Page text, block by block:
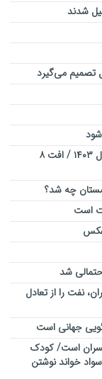
تصمیم می‌گیرد
عقبگرد یک میلیارد دلاری صادرات فولاد ایران در سال ۱۴۰۳ / افت ۸
چه شد؟
است
شد
نفت را از تعادل
جهانی است
پسران است/ کودک
خواند نوشتن